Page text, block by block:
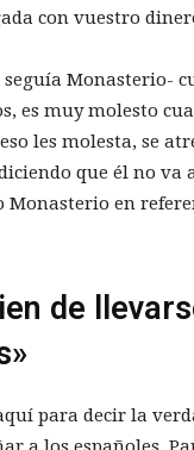
con vuestro
seguía Monasterio-
es muy molesto
les molesta, se
que él no
Monasterio en
de
para decir la